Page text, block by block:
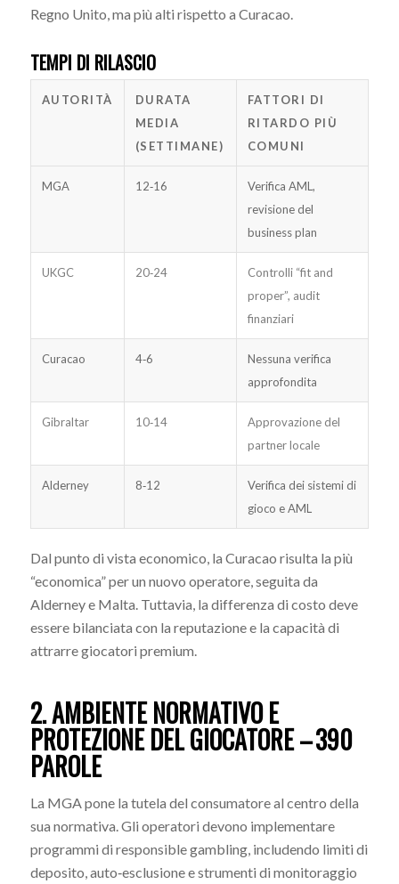
Regno Unito, ma più alti rispetto a Curacao.
TEMPI DI RILASCIO
AUTORITÀ
DURATA
MEDIA
(SETTIMANE)
FATTORI DI
RITARDO PIÙ
COMUNI
MGA 12‑16
Verifica AML,
revisione del
business plan
UKGC 20‑24
Controlli “fit and
proper”, audit
finanziari
Curacao 4‑6
Nessuna verifica
approfondita
Gibraltar 10‑14
Approvazione del
partner locale
Alderney 8‑12
Verifica dei sistemi di
gioco e AML
Dal punto di vista economico, la Curacao risulta la più
“economica” per un nuovo operatore, seguita da
Alderney e Malta. Tuttavia, la differenza di costo deve
essere bilanciata con la reputazione e la capacità di
attrarre giocatori premium.
2. AMBIENTE NORMATIVO E
PROTEZIONE DEL GIOCATORE – 390
PAROLE
La MGA pone la tutela del consumatore al centro della
sua normativa. Gli operatori devono implementare
programmi di responsible gambling, includendo limiti di
deposito, auto‑esclusione e strumenti di monitoraggio